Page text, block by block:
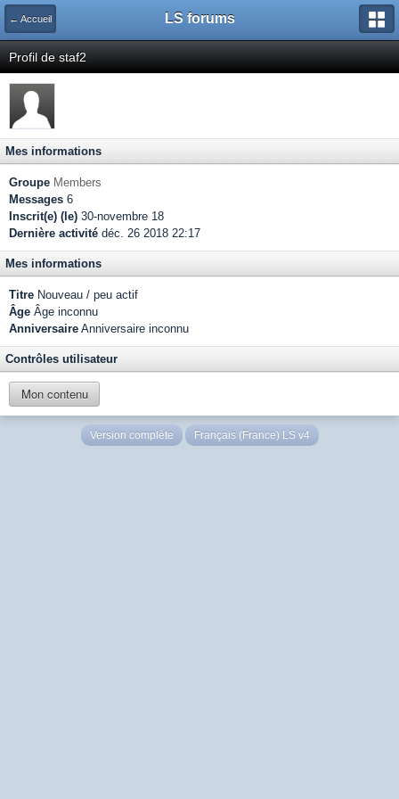
← Accueil LS forums
Profil de staf2
Mes informations
Groupe Members
Messages 6
Inscrit(e) (le) 30-novembre 18
Dernière activité déc. 26 2018 22:17
Mes informations
Titre Nouveau / peu actif
Âge Âge inconnu
Anniversaire Anniversaire inconnu
Contrôles utilisateur
Mon contenu
Version complète Français (France) LS v4